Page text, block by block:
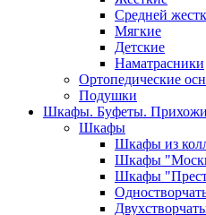
Средней
Мягкие
Детские
Наматрасники
Ортопедические
Подушки
Шкафы. Буфеты.
Шкафы
Шкафы из
Шкафы
Шкафы